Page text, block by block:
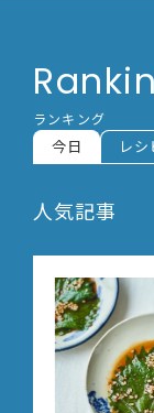
ランキング
今日 レシ
人気記事